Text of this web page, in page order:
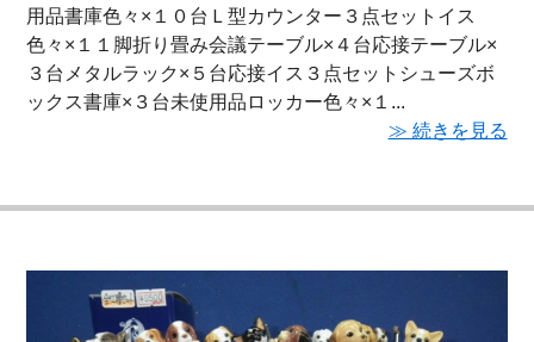
用品書庫色々×１０台Ｌ型カウンター３点セットイス
色々×１１脚折り畳み会議テーブル×４台応接テーブル×
３台メタルラック×５台応接イス３点セットシューズボ
ックス書庫×３台未使用品ロッカー色々×１...
≫ 続きを見る